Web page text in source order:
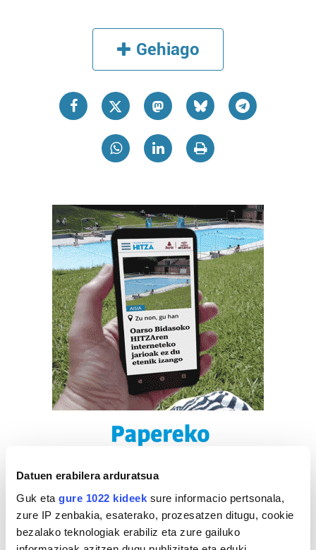
Datuen erabilera arduratsua
Guk eta gure 1022 kideek sure informacio pertsonala,
zure IP zenbakia, esaterako, prozesatzen ditugu, cookie
bezalako teknologiak erabiliz eta zure gailuko
Gehiago